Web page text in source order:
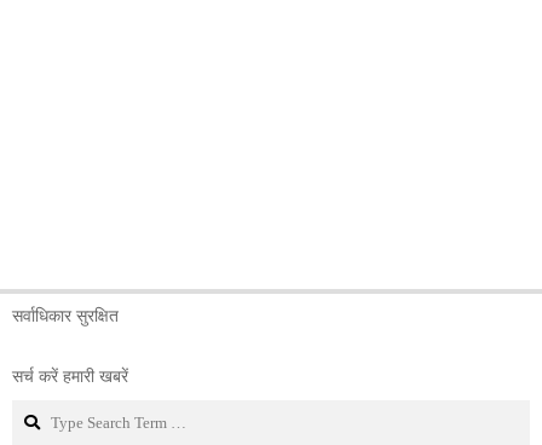
सर्वाधिकार सुरक्षित
सर्च करें हमारी खबरें